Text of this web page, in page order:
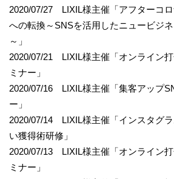
2020/07/27 LIXIL様主催「アフターコ
への転換～SNSを活用したニュービジ
～」
2020/07/21 LIXIL様主催「オンライン
ミナー」
2020/07/16 LIXIL様主催「集客アップ
ー」
2020/07/14 LIXIL様主催「インスタグ
い獲得術研修」
2020/07/13 LIXIL様主催「オンライン
ミナー」